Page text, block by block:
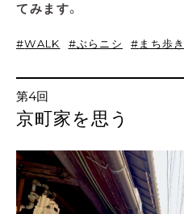
てみます。
WALK ぶらニシ まち歩き
第4回
京町家を思う